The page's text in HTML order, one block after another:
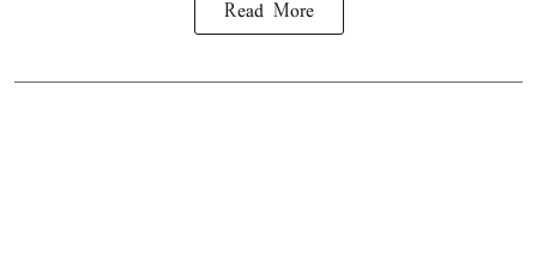
Read More